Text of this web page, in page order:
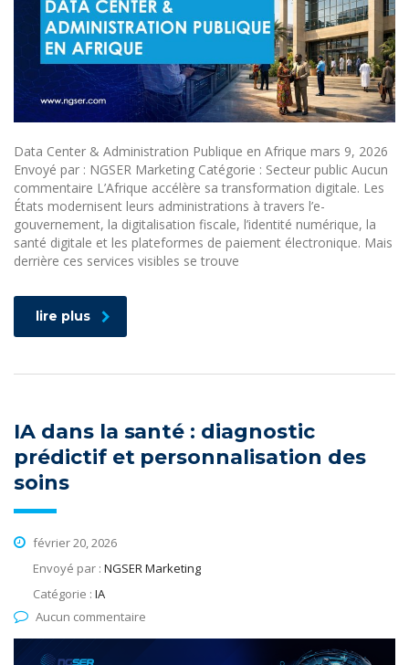
Data Center & Administration Publique en Afrique mars 9, 2026
Envoyé par : NGSER Marketing Catégorie : Secteur public Aucun
commentaire L’Afrique accélère sa transformation digitale. Les
États modernisent leurs administrations à travers l’e-
gouvernement, la digitalisation fiscale, l’identité numérique, la
santé digitale et les plateformes de paiement électronique. Mais
derrière ces services visibles se trouve
lire plus
IA dans la santé : diagnostic
prédictif et personnalisation des
soins
février 20, 2026
Envoyé par : NGSER Marketing
Catégorie : IA
Aucun commentaire